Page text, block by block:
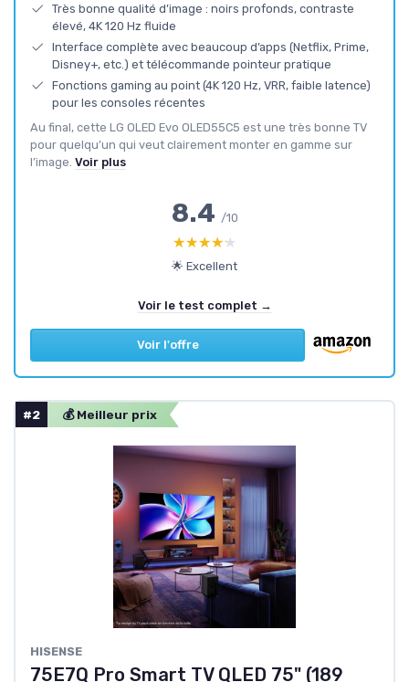
Très bonne qualité d’image : noirs profonds, contraste
élevé, 4K 120 Hz fluide
Interface complète avec beaucoup d’apps (Netflix, Prime,
Disney+, etc.) et télécommande pointeur pratique
Fonctions gaming au point (4K 120 Hz, VRR, faible latence)
pour les consoles récentes
Au final, cette LG OLED Evo OLED55C5 est une très bonne TV
pour quelqu’un qui veut clairement monter en gamme sur
l’image. Voir plus
8.4 /10
★★★★★
★★★★★
🌟 Excellent
Voir le test complet →
Voir l'offre
#2 💰 Meilleur prix
HISENSE
75E7Q Pro Smart TV QLED 75" (189